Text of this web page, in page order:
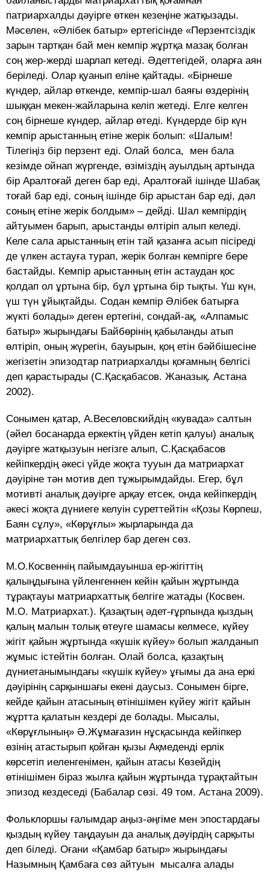
патриархалды дәуірге өткен кезеңіне жатқызады.
Мәселен, «Әлібек батыр» ертегісінде «Перзентсіздік
зарын тартқан бай мен кемпір жұртқа мазақ болған
соң жер-жерді шарлап кетеді. Әдеттегідей, оларға аян
беріледі. Олар қуанып еліне қайтады. «Бірнеше
күндер, айлар өткенде, кемпір-шал баяғы өздерінің
шыққан мекен-жайларына келіп жетеді. Елге келген
соң бірнеше күндер, айлар өтеді. Күндерде бір күн
кемпір арыстанның етіне жерік болып: «Шалым!
Тілегіңіз бір перзент еді. Олай болса, мен бала
кезімде ойнап жүргенде, өзіміздің ауылдың артында
бір Аралтоғай деген бар еді, Аралтоғай ішінде Шабақ
тоғай бар еді, соның ішінде бір арыстан бар еді, дәл
соның етіне жерік болдым» – дейді. Шал кемпірдің
айтуымен барып, арыстанды өлтіріп алып келеді.
Келе сала арыстанның етін тай қазанға асып пісіреді
де үлкен астауға турап, жерік болған кемпірге бере
бастайды. Кемпір арыстанның етін астаудан қос
қолдап ол ұртына бір, бұл ұртына бір тықты. Үш күн,
үш түн ұйықтайды. Содан кемпір Әлібек батырға
жүкті болады» деген ертегіні, сондай-ақ, «Алпамыс
батыр» жырындағы Байбөрінің қабыланды атып
өлтіріп, оның жүрегін, бауырын, қоң етін бәйбішесіне
жегізетін эпизодтар патриархалды қоғамның белгісі
деп қарастырады (С.Қасқабасов. Жаназық. Астана
2002).
Сонымен қатар, А.Веселовскийдің «кувада» салтын
(әйел босанарда еркектің үйден кетіп қалуы) аналық
дәуірге жатқызуын негізге алып, С.Қасқабасов
кейіпкердің әкесі үйде жоқта тууын да матриархат
дәуіріне тән мотив деп тұжырымдайды. Егер, бұл
мотивті аналық дәуірге арқау етсек, онда кейіпкердің
әкесі жоқта дүниеге келуін суреттейтін «Қозы Көрпеш,
Баян сұлу», «Көрұғлы» жырларында да
матриархаттық белгілер бар деген сөз.
М.О.Косвеннің пайымдауынша ер-жігіттің
қалыңдығына үйленгеннен кейін қайын жұртында
тұрақтауы матриархаттық белгіге жатады (Косвен.
М.О. Матриархат.). Қазақтың әдет-ғұрпында қыздың
қалың малын толық өтеуге шамасы келмесе, күйеу
жігіт қайын жұртында «күшік күйеу» болып жалданып
жұмыс істейтін болған. Олай болса, қазақтың
дүниетанымындағы «күшік күйеу» ұғымы да ана еркі
дәуірінің сарқыншағы екені даусыз. Сонымен бірге,
кейде қайын атасының өтінішімен күйеу жігіт қайын
жұртта қалатын кездері де болады. Мысалы,
«Көрұғлының» Ә.Жұмағазин нұсқасында кейіпкер
өзінің атастырып қойған қызы Ақмеденді ерлік
көрсетіп иеленгенімен, қайын атасы Көзейдің
өтінішімен біраз жылға қайын жұртында тұрақтайтын
эпизод кездеседі (Бабалар сөзі. 49 том. Астана 2009).
Фольклоршы ғалымдар аңыз-әңгіме мен эпостардағы
қыздың күйеу таңдауын да аналық дәуірдің сарқыты
деп біледі. Оғани «Қамбар батыр» жырындағы
Назымның Қамбаға сөз айтуын мысалға алады